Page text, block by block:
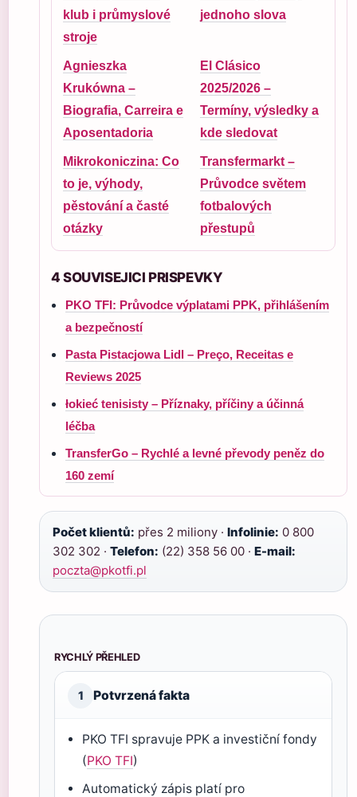
klub i průmyslové
stroje
jednoho slova
Agnieszka
Krukówna –
Biografia, Carreira e
Aposentadoria
El Clásico
2025/2026 –
Termíny, výsledky a
kde sledovat
Mikrokoniczina: Co
to je, výhody,
pěstování a časté
otázky
Transfermarkt –
Průvodce světem
fotbalových
přestupů
4 SOUVISEJICI PRISPEVKY
PKO TFI: Průvodce výplatami PPK, přihlášením
a bezpečností
Pasta Pistacjowa Lidl – Preço, Receitas e
Reviews 2025
łokieć tenisisty – Příznaky, příčiny a účinná
léčba
TransferGo – Rychlé a levné převody peněz do
160 zemí
Počet klientů: přes 2 miliony · Infolinie: 0 800
302 302 · Telefon: (22) 358 56 00 · E-mail:
poczta@pkotfi.pl
RYCHLÝ PŘEHLED
1 Potvrzená fakta
PKO TFI spravuje PPK a investiční fondy
(PKO TFI)
Automatický zápis platí pro